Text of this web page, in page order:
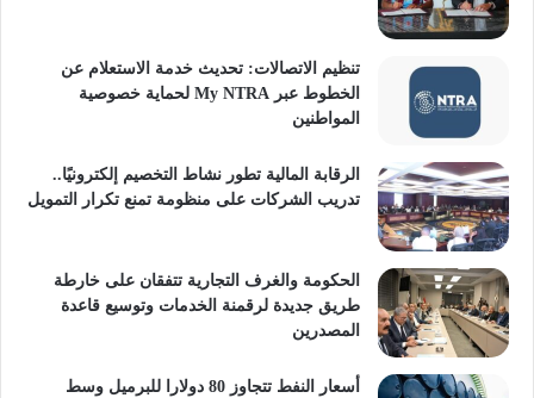
تنظيم الاتصالات: تحديث خدمة الاستعلام عن
الخطوط عبر My NTRA لحماية خصوصية
المواطنين
الرقابة المالية تطور نشاط التخصيم إلكترونيًا..
تدريب الشركات على منظومة تمنع تكرار التمويل
الحكومة والغرف التجارية تتفقان على خارطة
طريق جديدة لرقمنة الخدمات وتوسيع قاعدة
المصدرين
أسعار النفط تتجاوز 80 دولارا للبرميل وسط